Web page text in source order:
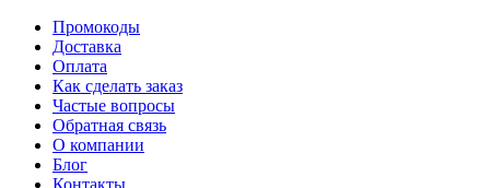
Промокоды
Доставка
Оплата
Как сделать заказ
Частые вопросы
Обратная связь
О компании
Блог
Контакты